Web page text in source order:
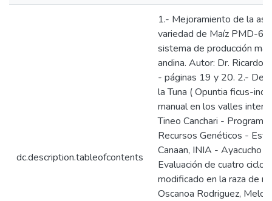
dc.description.tableofcontents
1.- Mejoramiento de la
variedad de Maíz PMD-
sistema de producción
andina. Autor: Dr.
- páginas 19 y 20. 2.-
la Tuna ( Opuntia ficus-
manual en los valles
Tineo Canchari -
Recursos Genéticos -
Canaan, INIA - Ayacucho
Evaluación de cuatro
modificado en la raza de
Oscanoa Rodriguez,